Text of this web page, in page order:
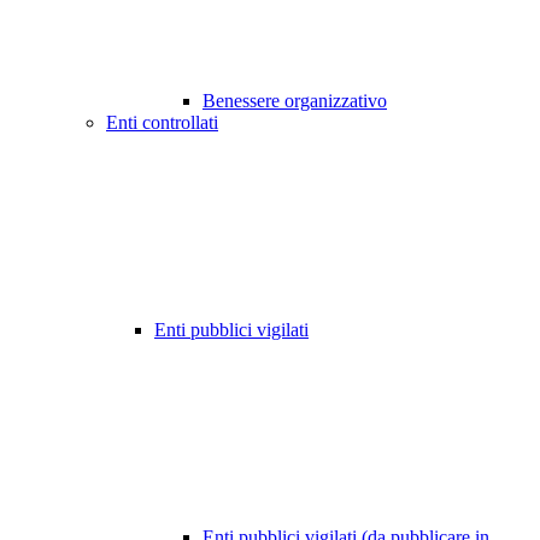
Benessere organizzativo
Enti controllati
Enti pubblici vigilati